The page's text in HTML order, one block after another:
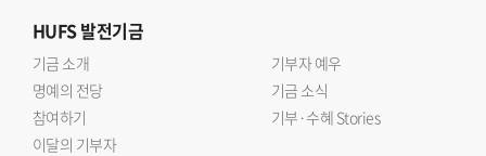
HUFS발전기금
기금 소개
기부자 예우
명예의 전당
기금 소식
참여하기
기부·수혜 Stories
이달의 기부자